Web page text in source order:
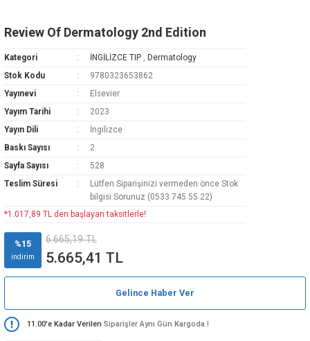
Review Of Dermatology 2nd Edition
Kategori İNGİLİZCE TIP , Dermatology
Stok Kodu
9780323653862
Yayınevi
Elsevier
Yayım Tarihi
2023
Yayın Dili
İngilizce
Baskı Sayısı
2
Sayfa Sayısı
528
Teslim Süresi
Lütfen Siparişinizi vermeden önce Stok
bilgisi Sorunuz (0533 745 55 22)
*1.017,89 TL den başlayan taksitlerle!
%15
indirim
6.665,19 TL
5.665,41 TL
Gelince Haber Ver
11.00'e Kadar Verilen Siparişler Aynı Gün Kargoda !